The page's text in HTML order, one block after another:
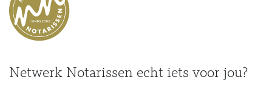
Netwerk Notarissen echt iets voor jou?